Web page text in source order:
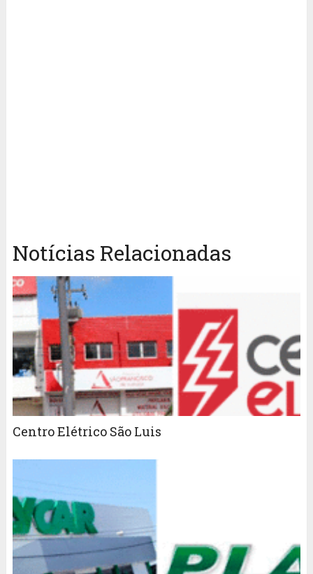
Notícias Relacionadas
Centro Elétrico São Luis